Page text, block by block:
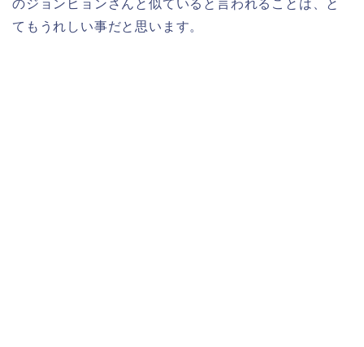
のジョンヒョンさんと似ていると言われることは、と
てもうれしい事だと思います。